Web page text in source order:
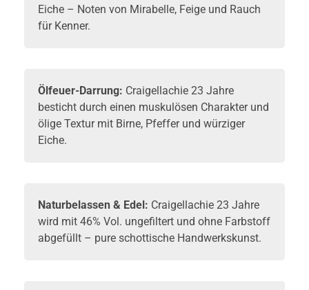
Eiche – Noten von Mirabelle, Feige und Rauch
für Kenner.
Ölfeuer-Darrung: Craigellachie 23 Jahre
besticht durch einen muskulösen Charakter und
ölige Textur mit Birne, Pfeffer und würziger
Eiche.
Naturbelassen & Edel: Craigellachie 23 Jahre
wird mit 46% Vol. ungefiltert und ohne Farbstoff
abgefüllt – pure schottische Handwerkskunst.